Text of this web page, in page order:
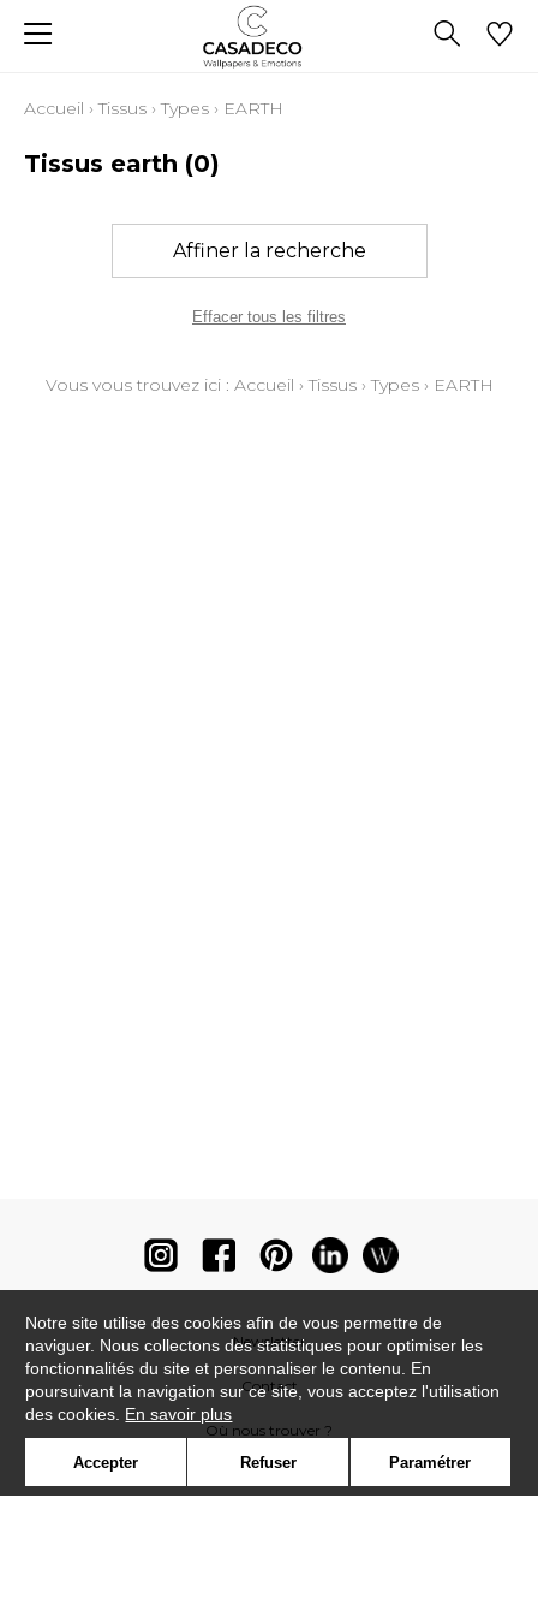
Accueil ›Tissus ›Types › EARTH
Tissus earth (0)
Affiner la recherche
Effacer tous les filtres
Vous vous trouvez ici : Accueil ›Tissus›Types› EARTH
Newsletter
Contact
Où nous trouver ?
Notre site utilise des cookies afin de vous permettre de
naviguer. Nous collectons des statistiques pour optimiser les
fonctionnalités du site et personnaliser le contenu. En
poursuivant la navigation sur ce site, vous acceptez l'utilisation
des cookies. En savoir plus
Accepter Refuser Paramétrer